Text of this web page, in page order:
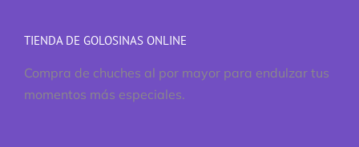
TIENDA DE GOLOSINAS ONLINE
Compra de chuches al por mayor para endulzar tus
momentos más especiales.